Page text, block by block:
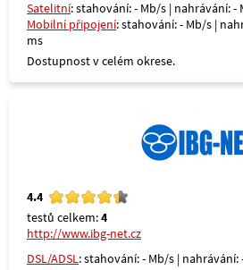
Satelitní: stahování: - Mb/s | nahrávání: -
Mobilní připojení: stahování: - Mb/s |
ms
Dostupnost v celém okrese.
4.4
testů celkem:4
http://www.ibg-net.cz
DSL/ADSL: stahování: - Mb/s | nahrávání: